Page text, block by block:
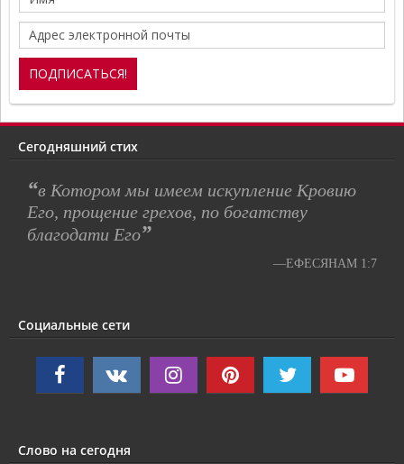
Сегодняшний стих
“в Котором мы имеем искупление Кровию
Его, прощение грехов, по богатству
благодати Его”
—ЕФЕСЯНАМ 1:7
Социальные сети
Слово на сегодня